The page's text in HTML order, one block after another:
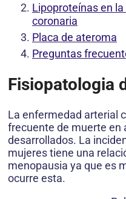
Lipoproteínas en
coronaria
Placa de ateroma
Preguntas
Fisiopatologia
La enfermedad arterial
frecuente de muerte en
desarrollados. La
mujeres tiene una
menopausia ya que es
ocurre esta.